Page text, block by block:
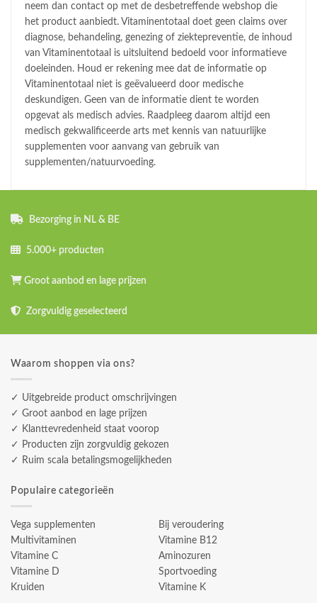
neem dan contact op met de desbetreffende webshop die
het product aanbiedt. Vitaminentotaal doet geen claims over
diagnose, behandeling, genezing of ziektepreventie, de inhoud
van Vitaminentotaal is uitsluitend bedoeld voor informatieve
doeleinden. Houd er rekening mee dat de informatie op
Vitaminentotaal niet is geëvalueerd door medische
deskundigen. Geen van de informatie dient te worden
opgevat als medisch advies. Raadpleeg daarom altijd een
medisch gekwalificeerde arts met kennis van natuurlijke
supplementen voor aanvang van gebruik van
supplementen/natuurvoeding.
Bezorging in NL & BE
5.000+ producten
Groot aanbod en lage prijzen
Zorgvuldig geselecteerd
Waarom shoppen via ons?
✓ Uitgebreide product omschrijvingen
✓ Groot aanbod en lage prijzen
✓ Klanttevredenheid staat voorop
✓ Producten zijn zorgvuldig gekozen
✓ Ruim scala betalingsmogelijkheden
Populaire categorieën
Vega supplementen
Multivitaminen
Vitamine C
Vitamine D
Kruiden
Bij veroudering
Vitamine B12
Aminozuren
Sportvoeding
Vitamine K